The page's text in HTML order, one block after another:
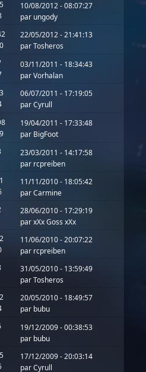
10/08/2012 - 08:07:27
par ungody
22/05/2012 - 21:41:13
parTosheros
03/11/2011 - 18:34:43
parVorhalan
06/07/2011 - 17:19:05
parCyrull
19/04/2011 - 17:33:48
par BigFoot
23/03/2011 - 14:17:58
par rcpreiben
11/11/2010 - 18:05:42
parCarmine
28/06/2010 - 17:29:19
parxXx Goss xXx
11/06/2010 - 20:07:22
par rcpreiben
31/05/2010 - 13:59:49
parTosheros
20/05/2010 - 18:49:57
par bubu
19/12/2009 - 00:38:53
par bubu
17/12/2009 - 20:03:14
parCyrull